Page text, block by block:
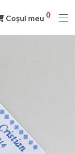
Coșul meu 0